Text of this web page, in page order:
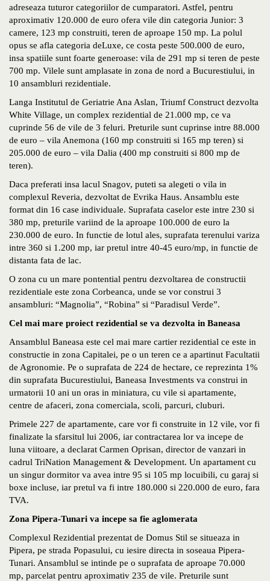
adreseaza tuturor categoriilor de cumparatori. Astfel, pentru
aproximativ 120.000 de euro ofera vile din categoria Junior: 3
camere, 123 mp construiti, teren de aproape 150 mp. La polul
opus se afla categoria deLuxe, ce costa peste 500.000 de euro,
insa spatiile sunt foarte generoase: vila de 291 mp si teren de peste
700 mp. Vilele sunt amplasate in zona de nord a Bucurestiului, in
10 ansambluri rezidentiale.
Langa Institutul de Geriatrie Ana Aslan, Triumf Construct dezvolta
White Village, un complex rezidential de 21.000 mp, ce va
cuprinde 56 de vile de 3 feluri. Preturile sunt cuprinse intre 88.000
de euro – vila Anemona (160 mp construiti si 165 mp teren) si
205.000 de euro – vila Dalia (400 mp construiti si 800 mp de
teren).
Daca preferati insa lacul Snagov, puteti sa alegeti o vila in
complexul Reveria, dezvoltat de Evrika Haus. Ansamblu este
format din 16 case individuale. Suprafata caselor este intre 230 si
380 mp, preturile variind de la aproape 100.000 de euro la
230.000 de euro. In functie de lotul ales, suprafata terenului variza
intre 360 si 1.200 mp, iar pretul intre 40-45 euro/mp, in functie de
distanta fata de lac.
O zona cu un mare pontential pentru dezvoltarea de constructii
rezidentiale este zona Corbeanca, unde se vor construi 3
ansambluri: “Magnolia”, “Robina” si “Paradisul Verde”.
Cel mai mare proiect rezidential se va dezvolta in Baneasa
Ansamblul Baneasa este cel mai mare cartier rezidential ce este in
constructie in zona Capitalei, pe o un teren ce a apartinut Facultatii
de Agronomie. Pe o suprafata de 224 de hectare, ce reprezinta 1%
din suprafata Bucurestiului, Baneasa Investments va construi in
urmatorii 10 ani un oras in miniatura, cu vile si apartamente,
centre de afaceri, zona comerciala, scoli, parcuri, cluburi.
Primele 227 de apartamente, care vor fi construite in 12 vile, vor fi
finalizate la sfarsitul lui 2006, iar contractarea lor va incepe de
luna viitoare, a declarat Carmen Oprisan, director de vanzari in
cadrul TriNation Management & Development. Un apartament cu
un singur dormitor va avea intre 95 si 105 mp locuibili, cu garaj si
boxe incluse, iar pretul va fi intre 180.000 si 220.000 de euro, fara
TVA.
Zona Pipera-Tunari va incepe sa fie aglomerata
Complexul Rezidential prezentat de Domus Stil se situeaza in
Pipera, pe strada Popasului, cu iesire directa in soseaua Pipera-
Tunari. Ansamblul se intinde pe o suprafata de aproape 70.000
mp, parcelat pentru aproximativ 235 de vile. Preturile sunt